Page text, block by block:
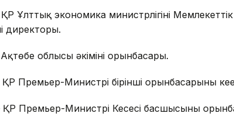
Ұлттық экономика министрлігінің
директоры.
облысы әкімінің орынбасары.
Премьер-Министрі бірінші орынбасарының
Премьер-Министрі Кеңсесі басшысының